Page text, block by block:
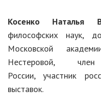
Косенко Наталья
философских наук,
Московской
Нестеровой,
России, участник
выставок.